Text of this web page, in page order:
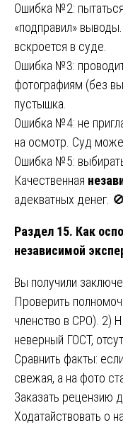
Ошибка №2:
«подправил»
вскроется в суде.
Ошибка №3:
фотографиям (без
пустышка.
Ошибка №4: не
на осмотр. Суд
Ошибка №5:
Качественная
адекватных денег.
Раздел 15. Как
независимой
Вы получили
Проверить
членство в СРО). 2)
неверный ГОСТ,
Сравнить факты:
свежая, а на фото
Заказать рецензию
Ходатайствовать о